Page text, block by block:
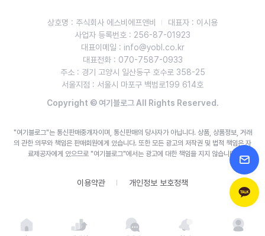
상호명 : 주식회사 에스비에프앤비
대표자 : 이시용
사업자 등록번호 : 256-87-01923
대표이메일 : info@yobl.co.kr
대표전화 : 070-7587-0933
주소 : 경기 고양시 일산동구 호수로 358-25
서울지점 : 서울시 마포구 백범로199 614호
Copyright © 여기블로그 All Rights Reserved.
"여기블로그"는 통신판매중개자이며, 통신판매의 당사자가 아닙니다. 상품, 상품정보, 거래
의 관한 의무와 책임은 판매회원에게 있습니다. 또한 모든 광고의 저작권 및 법적 책임은 자
료제공자에게 있으므로 "여기블로그"에서는 광고에 대한 책임을 지지 않습니다.
이용약관 개인정보 보호정책